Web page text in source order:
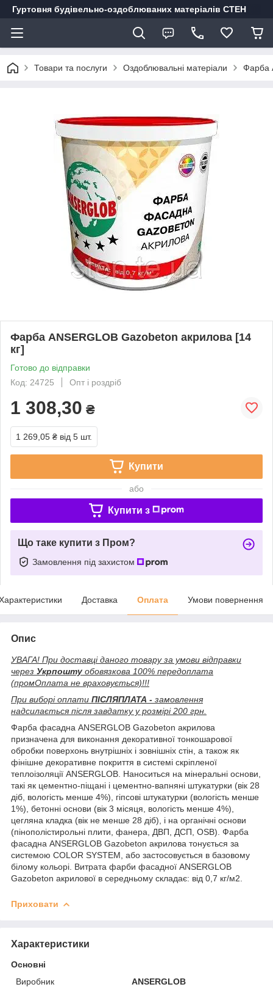
Гуртовня будівельно-оздоблюваних матеріалів СТЕН
Товари та послуги Оздоблювальні матеріали Фарба
Фарба ANSERGLOB Gazobeton акрилова [14
кг]
Готово до відправки
Код: 24725
Опт і роздріб
1 308,30 ₴
1 269,05 ₴ від 5 шт.
Купити
або
Купити з
Що таке купити з Пром?
Замовлення під захистом
Доставка Оплата Умови повернення
Опис
УВАГА! При доставці даного товару за умови відправки
через Укрпошту обовязкова 100% передоплата
(промОплата не враховується)!!!
При виборі оплати ПІСЛЯПЛАТА - замовлення
надсилається після завдатку у розмірі 200 грн.
Фарба фасадна ANSERGLOB Gazobeton акрилова
призначена для виконання декоративної тонкошарової
обробки поверхонь внутрішніх і зовнішніх стін, а також як
фінішне декоративне покриття в системі скріпленої
теплоізоляції ANSERGLOB. Наноситься на мінеральні основи,
такі як цементно-піщані і цементно-вапняні штукатурки (вік 28
діб, вологість менше 4%), гіпсові штукатурки (вологість менше
1%), бетонні основи (вік 3 місяця, вологість менше 4%),
цегляна кладка (вік не менше 28 діб), і на органічні основи
(пінополістирольні плити, фанера, ДВП, ДСП, OSB). Фарба
фасадна ANSERGLOB Gazobeton акрилова тонується за
системою COLOR SYSTEM, або застосовується в базовому
білому кольорі. Витрата фарби фасадної ANSERGLOB
Gazobeton акрилової в середньому складає: від 0,7 кг/м2.
Приховати
Характеристики
Основні
Виробник
ANSERGLOB